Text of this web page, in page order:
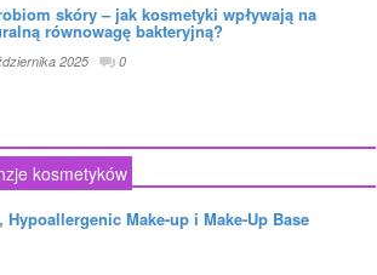
skóry – jak kosmetyki wpływają na
równowagę bakteryjną?
2025 0
kosmetyków
Hypoallergenic Make-up i Make-Up Base